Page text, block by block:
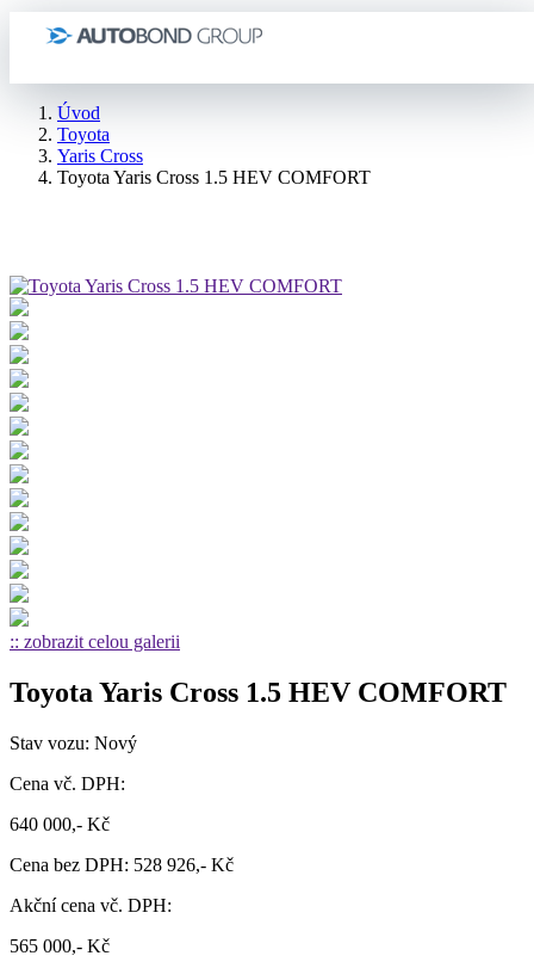
Úvod
Toyota
Yaris Cross
Toyota Yaris Cross 1.5 HEV COMFORT
:: zobrazit celou galerii
Toyota Yaris Cross 1.5 HEV COMFORT
Stav vozu: Nový
Cena vč. DPH:
640 000,- Kč
Cena bez DPH: 528 926,- Kč
Akční cena vč. DPH:
565 000,- Kč